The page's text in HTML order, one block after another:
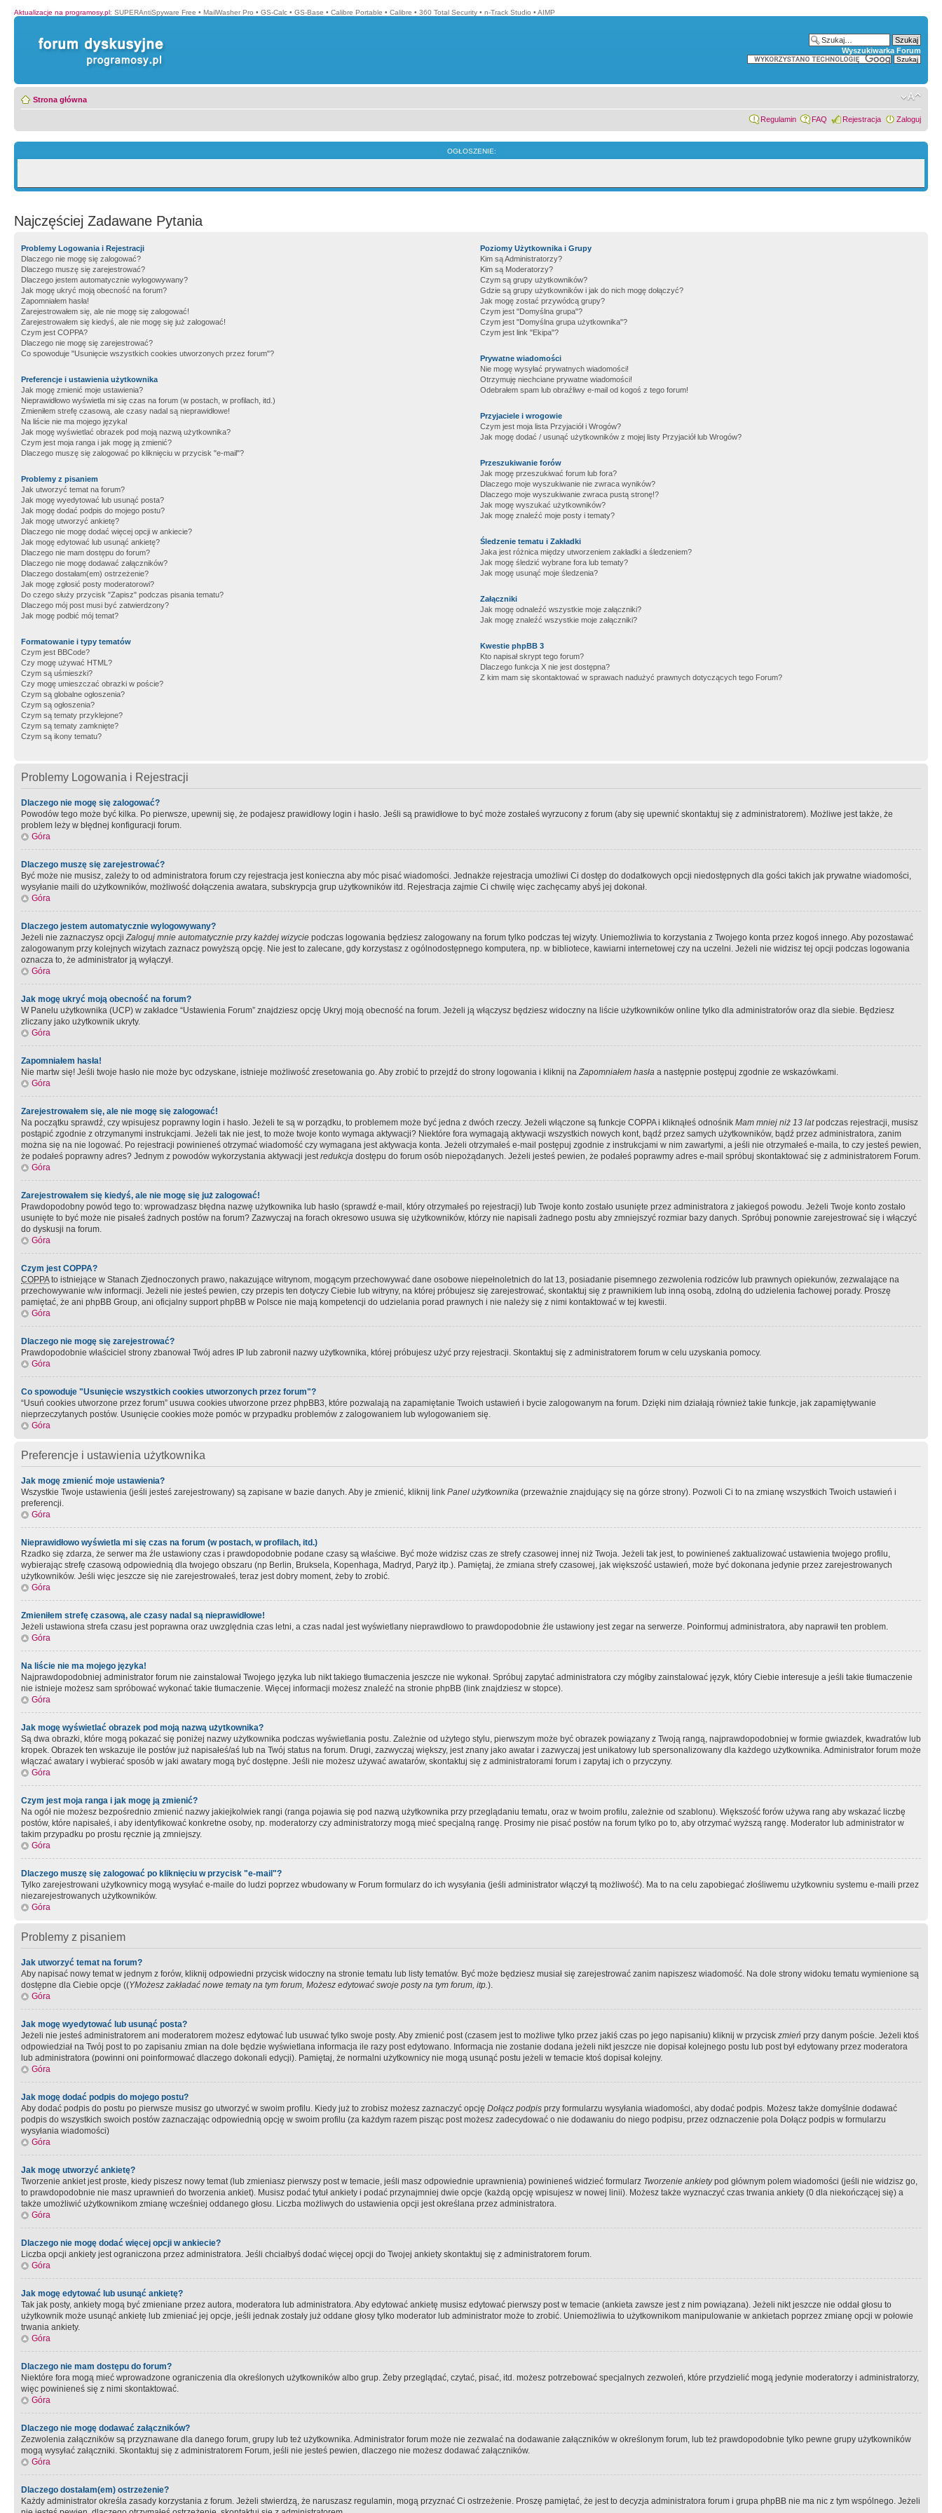
Aktualizacje na programosy.pl: SUPERAntiSpyware Free • MailWasher Pro • GS-Calc • GS-Base • Calibre Portable • Calibre • 360 Total Security • n-Track Studio • AIMP
Wyszukiwarka Forum
Strona główna
Regulamin FAQ Rejestracja Zaloguj
OGŁOSZENIE:
Najczęściej Zadawane Pytania
Problemy Logowania i Rejestracji
Dlaczego nie mogę się zalogować?
Dlaczego muszę się zarejestrować?
Dlaczego jestem automatycznie wylogowywany?
Jak mogę ukryć moją obecność na forum?
Zapomniałem hasła!
Zarejestrowałem się, ale nie mogę się zalogować!
Zarejestrowałem się kiedyś, ale nie mogę się już zalogować!
Czym jest COPPA?
Dlaczego nie mogę się zarejestrować?
Co spowoduje "Usunięcie wszystkich cookies utworzonych przez forum"?
Preferencje i ustawienia użytkownika
Jak mogę zmienić moje ustawienia?
Nieprawidłowo wyświetla mi się czas na forum (w postach, w profilach, itd.)
Zmieniłem strefę czasową, ale czasy nadal są nieprawidłowe!
Na liście nie ma mojego języka!
Jak mogę wyświetlać obrazek pod moją nazwą użytkownika?
Czym jest moja ranga i jak mogę ją zmienić?
Dlaczego muszę się zalogować po kliknięciu w przycisk "e-mail"?
Problemy z pisaniem
Jak utworzyć temat na forum?
Jak mogę wyedytować lub usunąć posta?
Jak mogę dodać podpis do mojego postu?
Jak mogę utworzyć ankietę?
Dlaczego nie mogę dodać więcej opcji w ankiecie?
Jak mogę edytować lub usunąć ankietę?
Dlaczego nie mam dostępu do forum?
Dlaczego nie mogę dodawać załączników?
Dlaczego dostałam(em) ostrzeżenie?
Jak mogę zgłosić posty moderatorowi?
Do czego służy przycisk "Zapisz" podczas pisania tematu?
Dlaczego mój post musi być zatwierdzony?
Jak mogę podbić mój temat?
Formatowanie i typy tematów
Czym jest BBCode?
Czy mogę używać HTML?
Czym są uśmieszki?
Czy mogę umieszczać obrazki w poście?
Czym są globalne ogłoszenia?
Czym są ogłoszenia?
Czym są tematy przyklejone?
Czym są tematy zamknięte?
Czym są ikony tematu?
Poziomy Użytkownika i Grupy
Kim są Administratorzy?
Kim są Moderatorzy?
Czym są grupy użytkowników?
Gdzie są grupy użytkowników i jak do nich mogę dołączyć?
Jak mogę zostać przywódcą grupy?
Czym jest "Domyślna grupa"?
Czym jest "Domyślna grupa użytkownika"?
Czym jest link "Ekipa"?
Prywatne wiadomości
Nie mogę wysyłać prywatnych wiadomości!
Otrzymuję niechciane prywatne wiadomości!
Odebrałem spam lub obraźliwy e-mail od kogoś z tego forum!
Przyjaciele i wrogowie
Czym jest moja lista Przyjaciół i Wrogów?
Jak mogę dodać / usunąć użytkowników z mojej listy Przyjaciół lub Wrogów?
Przeszukiwanie forów
Jak mogę przeszukiwać forum lub fora?
Dlaczego moje wyszukiwanie nie zwraca wyników?
Dlaczego moje wyszukiwanie zwraca pustą stronę!?
Jak mogę wyszukać użytkowników?
Jak mogę znaleźć moje posty i tematy?
Śledzenie tematu i Zakładki
Jaka jest różnica między utworzeniem zakładki a śledzeniem?
Jak mogę śledzić wybrane fora lub tematy?
Jak mogę usunąć moje śledzenia?
Załączniki
Jak mogę odnaleźć wszystkie moje załączniki?
Jak mogę znaleźć wszystkie moje załączniki?
Kwestie phpBB 3
Kto napisał skrypt tego forum?
Dlaczego funkcja X nie jest dostępna?
Z kim mam się skontaktować w sprawach nadużyć prawnych dotyczących tego Forum?
Problemy Logowania i Rejestracji
Dlaczego nie mogę się zalogować?
Powodów tego może być kilka. Po pierwsze, upewnij się, że podajesz prawidłowy login i hasło. Jeśli są prawidłowe to być może zostałeś wyrzucony z forum (aby się upewnić skontaktuj się z administratorem). Możliwe jest także, że
problem leży w błędnej konfiguracji forum.
Góra
Dlaczego muszę się zarejestrować?
Być może nie musisz, zależy to od administratora forum czy rejestracja jest konieczna aby móc pisać wiadomości. Jednakże rejestracja umożliwi Ci dostęp do dodatkowych opcji niedostępnych dla gości takich jak prywatne wiadomości,
wysyłanie maili do użytkowników, możliwość dołączenia awatara, subskrypcja grup użytkowników itd. Rejestracja zajmie Ci chwilę więc zachęcamy abyś jej dokonał.
Góra
Dlaczego jestem automatycznie wylogowywany?
Jeżeli nie zaznaczysz opcjiZaloguj mnie automatycznie przy każdej wizycie podczas logowania będziesz zalogowany na forum tylko podczas tej wizyty. Uniemożliwia to korzystania z Twojego konta przez kogoś innego. Aby pozostawać
zalogowanym przy kolejnych wizytach zaznacz powyższą opcję. Nie jest to zalecane, gdy korzystasz z ogólnodostępnego komputera, np. w bibliotece, kawiarni internetowej czy na uczelni. Jeżeli nie widzisz tej opcji podczas logowania
oznacza to, że administrator ją wyłączył.
Góra
Jak mogę ukryć moją obecność na forum?
W Panelu użytkownika (UCP) w zakładce “Ustawienia Forum” znajdziesz opcję Ukryj moją obecność na forum. Jeżeli ją włączysz będziesz widoczny na liście użytkowników online tylko dla administratorów oraz dla siebie. Będziesz
zliczany jako użytkownik ukryty.
Góra
Zapomniałem hasła!
Nie martw się! Jeśli twoje hasło nie może byc odzyskane, istnieje możliwość zresetowania go. Aby zrobić to przejdź do strony logowania i kliknij naZapomniałem hasła a następnie postępuj zgodnie ze wskazówkami.
Góra
Zarejestrowałem się, ale nie mogę się zalogować!
Na początku sprawdź, czy wpisujesz poprawny login i hasło. Jeżeli te są w porządku, to problemem może być jedna z dwóch rzeczy. Jeżeli włączone są funkcje COPPA i kliknąłeś odnośnik Mam mniej niż 13 latpodczas rejestracji, musisz
postąpić zgodnie z otrzymanymi instrukcjami. Jeżeli tak nie jest, to może twoje konto wymaga aktywacji? Niektóre fora wymagają aktywacji wszystkich nowych kont, bądź przez samych użytkowników, bądź przez administratora, zanim
można się na nie logować. Po rejestracji powinieneś otrzymać wiadomość czy wymagana jest aktywacja konta. Jeżeli otrzymałeś e-mail postępuj zgodnie z instrukcjami w nim zawartymi, a jeśli nie otrzymałeś e-maila, to czy jesteś pewien,
że podałeś poprawny adres? Jednym z powodów wykorzystania aktywacji jestredukcja dostępu do forum osób niepożądanych. Jeżeli jesteś pewien, że podałeś poprawmy adres e-mail spróbuj skontaktować się z administratorem Forum.
Góra
Zarejestrowałem się kiedyś, ale nie mogę się już zalogować!
Prawdopodobny powód tego to: wprowadzasz błędna nazwę użytkownika lub hasło (sprawdź e-mail, który otrzymałeś po rejestracji) lub Twoje konto zostało usunięte przez administratora z jakiegoś powodu. Jeżeli Twoje konto zostało
usunięte to być może nie pisałeś żadnych postów na forum? Zazwyczaj na forach okresowo usuwa się użytkowników, którzy nie napisali żadnego postu aby zmniejszyć rozmiar bazy danych. Spróbuj ponownie zarejestrować się i włączyć
do dyskusji na forum.
Góra
Czym jest COPPA?
COPPAto istniejące w Stanach Zjednoczonych prawo, nakazujące witrynom, mogącym przechowywać dane osobowe niepełnoletnich do lat 13, posiadanie pisemnego zezwolenia rodziców lub prawnych opiekunów, zezwalające na
przechowywanie w/w informacji. Jeżeli nie jesteś pewien, czy przepis ten dotyczy Ciebie lub witryny, na której próbujesz się zarejestrować, skontaktuj się z prawnikiem lub inną osobą, zdolną do udzielenia fachowej porady. Proszę
pamiętać, że ani phpBB Group, ani oficjalny support phpBB w Polsce nie mają kompetencji do udzielania porad prawnych i nie należy się z nimi kontaktować w tej kwestii.
Góra
Dlaczego nie mogę się zarejestrować?
Prawdopodobnie właściciel strony zbanował Twój adres IP lub zabronił nazwy użytkownika, której próbujesz użyć przy rejestracji. Skontaktuj się z administratorem forum w celu uzyskania pomocy.
Góra
Co spowoduje "Usunięcie wszystkich cookies utworzonych przez forum"?
“Usuń cookies utworzone przez forum” usuwa cookies utworzone przez phpBB3, które pozwalają na zapamiętanie Twoich ustawień i bycie zalogowanym na forum. Dzięki nim działają również takie funkcje, jak zapamiętywanie
nieprzeczytanych postów. Usunięcie cookies może pomóc w przypadku problemów z zalogowaniem lub wylogowaniem się.
Góra
Preferencje i ustawienia użytkownika
Jak mogę zmienić moje ustawienia?
Wszystkie Twoje ustawienia (jeśli jesteś zarejestrowany) są zapisane w bazie danych. Aby je zmienić, kliknij link Panel użytkownika (przeważnie znajdujący się na górze strony). Pozwoli Ci to na zmianę wszystkich Twoich ustawień i
preferencji.
Góra
Nieprawidłowo wyświetla mi się czas na forum (w postach, w profilach, itd.)
Rzadko się zdarza, że serwer ma źle ustawiony czas i prawdopodobnie podane czasy są właściwe. Być może widzisz czas ze strefy czasowej innej niż Twoja. Jeżeli tak jest, to powinieneś zaktualizować ustawienia twojego profilu,
wybierając strefę czasową odpowiednią dla twojego obszaru (np Berlin, Bruksela, Kopenhaga, Madryd, Paryż itp.). Pamiętaj, że zmiana strefy czasowej, jak większość ustawień, może być dokonana jedynie przez zarejestrowanych
użytkowników. Jeśli więc jeszcze się nie zarejestrowałeś, teraz jest dobry moment, żeby to zrobić.
Góra
Zmieniłem strefę czasową, ale czasy nadal są nieprawidłowe!
Jeżeli ustawiona strefa czasu jest poprawna oraz uwzględnia czas letni, a czas nadal jest wyświetlany nieprawdłowo to prawdopodobnie źle ustawiony jest zegar na serwerze. Poinformuj administratora, aby naprawił ten problem.
Góra
Na liście nie ma mojego języka!
Najprawdopodobniej administrator forum nie zainstalował Twojego języka lub nikt takiego tłumaczenia jeszcze nie wykonał. Spróbuj zapytać administratora czy mógłby zainstalować język, który Ciebie interesuje a jeśli takie tłumaczenie
nie istnieje możesz sam spróbować wykonać takie tłumaczenie. Więcej informacji możesz znaleźć na stronie phpBB (link znajdziesz w stopce).
Góra
Jak mogę wyświetlać obrazek pod moją nazwą użytkownika?
Są dwa obrazki, które mogą pokazać się poniżej nazwy użytkownika podczas wyświetlania postu. Zależnie od użytego stylu, pierwszym może być obrazek powiązany z Twoją rangą, najprawdopodobniej w formie gwiazdek, kwadratów lub
kropek. Obrazek ten wskazuje ile postów już napisałeś/aś lub na Twój status na forum. Drugi, zazwyczaj większy, jest znany jako awatar i zazwyczaj jest unikatowy lub spersonalizowany dla każdego użytkownika. Administrator forum może
włączać awatary i wybierać sposób w jaki awatary mogą być dostępne. Jeśli nie możesz używać awatarów, skontaktuj się z administratorami forum i zapytaj ich o przyczyny.
Góra
Czym jest moja ranga i jak mogę ją zmienić?
Na ogół nie możesz bezpośrednio zmienić nazwy jakiejkolwiek rangi (ranga pojawia się pod nazwą użytkownika przy przeglądaniu tematu, oraz w twoim profilu, zależnie od szablonu). Większość forów używa rang aby wskazać liczbę
postów, które napisałeś, i aby identyfikować konkretne osoby, np. moderatorzy czy administratorzy mogą mieć specjalną rangę. Prosimy nie pisać postów na forum tylko po to, aby otrzymać wyższą rangę. Moderator lub administrator w
takim przypadku po prostu ręcznie ją zmniejszy.
Góra
Dlaczego muszę się zalogować po kliknięciu w przycisk "e-mail"?
Tylko zarejestrowani użytkownicy mogą wysyłać e-maile do ludzi poprzez wbudowany w Forum formularz do ich wysyłania (jeśli administrator włączył tą możliwość). Ma to na celu zapobiegać złośliwemu użytkowniu systemu e-maili przez
niezarejestrowanych użytkowników.
Góra
Problemy z pisaniem
Jak utworzyć temat na forum?
Aby napisać nowy temat w jednym z forów, kliknij odpowiedni przycisk widoczny na stronie tematu lub listy tematów. Być może będziesz musiał się zarejestrować zanim napiszesz wiadomość. Na dole strony widoku tematu wymienione są
dostępne dla Ciebie opcje ((YMożesz zakładać nowe tematy na tym forum, Możesz edytować swoje posty na tym forum, itp.).
Góra
Jak mogę wyedytować lub usunąć posta?
Jeżeli nie jesteś administratorem ani moderatorem możesz edytować lub usuwać tylko swoje posty. Aby zmienić post (czasem jest to możliwe tylko przez jakiś czas po jego napisaniu) kliknij w przycisk zmień przy danym poście. Jeżeli ktoś
odpowiedział na Twój post to po zapisaniu zmian na dole będzie wyświetlana informacja ile razy post edytowano. Informacja nie zostanie dodana jeżeli nikt jeszcze nie dopisał kolejnego postu lub post był edytowany przez moderatora
lub administratora (powinni oni poinformować dlaczego dokonali edycji). Pamiętaj, że normalni użytkownicy nie mogą usunąć postu jeżeli w temacie ktoś dopisał kolejny.
Góra
Jak mogę dodać podpis do mojego postu?
Aby dodać podpis do postu po pierwsze musisz go utworzyć w swoim profilu. Kiedy już to zrobisz możesz zaznaczyć opcję Dołącz podpis przy formularzu wysyłania wiadomości, aby dodać podpis. Możesz także domyślnie dodawać
podpis do wszystkich swoich postów zaznaczając odpowiednią opcję w swoim profilu (za każdym razem pisząc post możesz zadecydować o nie dodawaniu do niego podpisu, przez odznaczenie pola Dołącz podpis w formularzu
wysyłania wiadomości)
Góra
Jak mogę utworzyć ankietę?
Tworzenie ankiet jest proste, kiedy piszesz nowy temat (lub zmieniasz pierwszy post w temacie, jeśli masz odpowiednie uprawnienia) powinieneś widzieć formularz Tworzenie ankietypod głównym polem wiadomości (jeśli nie widzisz go,
to prawdopodobnie nie masz uprawnień do tworzenia ankiet). Musisz podać tytuł ankiety i podać przynajmniej dwie opcje (każdą opcję wpisujesz w nowej linii). Możesz także wyznaczyć czas trwania ankiety (0 dla niekończącej się) a
także umożliwić użytkownikom zmianę wcześniej oddanego głosu. Liczba możliwych do ustawienia opcji jest określana przez administratora.
Góra
Dlaczego nie mogę dodać więcej opcji w ankiecie?
Liczba opcji ankiety jest ograniczona przez administratora. Jeśli chciałbyś dodać więcej opcji do Twojej ankiety skontaktuj się z administratorem forum.
Góra
Jak mogę edytować lub usunąć ankietę?
Tak jak posty, ankiety mogą być zmieniane przez autora, moderatora lub administratora. Aby edytować ankietę musisz edytować pierwszy post w temacie (ankieta zawsze jest z nim powiązana). Jeżeli nikt jeszcze nie oddał głosu to
użytkownik może usunąć ankietę lub zmieniać jej opcje, jeśli jednak zostały już oddane głosy tylko moderator lub administrator może to zrobić. Uniemożliwia to użytkownikom manipulowanie w ankietach poprzez zmianę opcji w połowie
trwania ankiety.
Góra
Dlaczego nie mam dostępu do forum?
Niektóre fora mogą mieć wprowadzone ograniczenia dla określonych użytkowników albo grup. Żeby przeglądać, czytać, pisać, itd. możesz potrzebować specjalnych zezwoleń, które przydzielić mogą jedynie moderatorzy i administratorzy,
więc powinieneś się z nimi skontaktować.
Góra
Dlaczego nie mogę dodawać załączników?
Zezwolenia załączników są przyznawane dla danego forum, grupy lub też użytkownika. Administrator forum może nie zezwalać na dodawanie załączników w określonym forum, lub też prawdopodobnie tylko pewne grupy użytkowników
mogą wysyłać załączniki. Skontaktuj się z administratorem Forum, jeśli nie jesteś pewien, dlaczego nie możesz dodawać załączników.
Góra
Dlaczego dostałam(em) ostrzeżenie?
Każdy administrator określa zasady korzystania z forum. Jeżeli stwierdzą, że naruszasz regulamin, mogą przyznać Ci ostrzeżenie. Proszę pamiętać, że jest to decyzja administratora forum i grupa phpBB nie ma nic z tym wspólnego. Jeżeli